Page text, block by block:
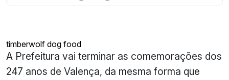
timberwolf dog food
A Prefeitura vai terminar as comemorações dos
247 anos de Valença, da mesma forma que